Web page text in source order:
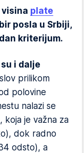
visina plate
posla u Srbiji,
kriterijum.
i dalje
prilikom
polovine
nalazi se
koja je važna za
dok radno
odsto), a